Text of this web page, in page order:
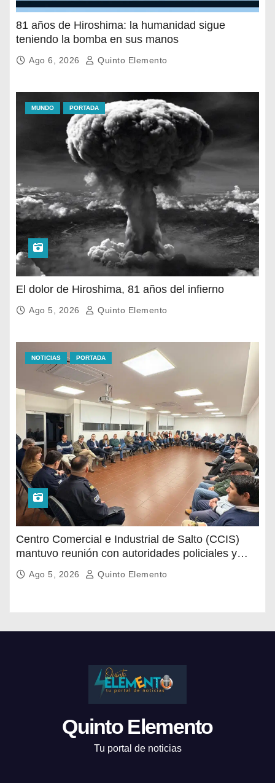
81 años de Hiroshima: la humanidad sigue
teniendo la bomba en sus manos
Ago 6, 2026 Quinto Elemento
MUNDO PORTADA
El dolor de Hiroshima, 81 años del infierno
Ago 5, 2026 Quinto Elemento
NOTICIAS PORTADA
Centro Comercial e Industrial de Salto (CCIS)
mantuvo reunión con autoridades policiales y
departamentales para abordar la situación de
seguridad en distintas zonas comerciales de la
Ago 5, 2026 Quinto Elemento
Quinto Elemento
Tu portal de noticias